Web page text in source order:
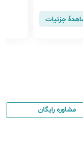
مشاوره رایگان